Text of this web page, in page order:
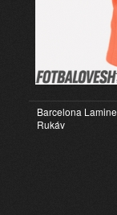
Barcelona
Rukáv